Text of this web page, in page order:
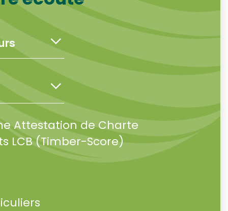
Attestation de Charte
LCB (Timber-Score)